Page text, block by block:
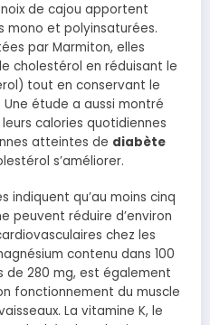
de cajou apportent
mono et polyinsaturées.
par Marmiton, elles
cholestérol en réduisant le
tout en conservant le
Une étude a aussi montré
calories quotidiennes
atteintes de diabète
s’améliorer.
indiquent qu’au moins cinq
peuvent réduire d’environ
chez les
contenu dans 100
de 280 mg, est également
fonctionnement du muscle
La vitamine K, le